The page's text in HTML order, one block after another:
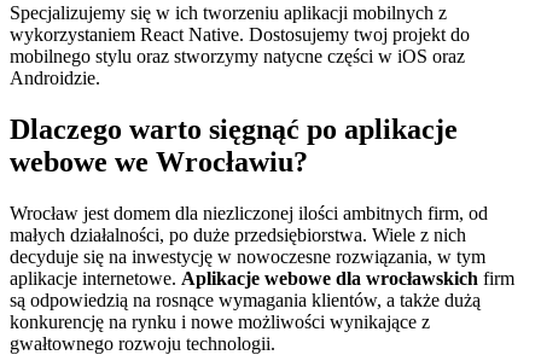
Specjalizujemy się w ich tworzeniu aplikacji mobilnych z
wykorzystaniem React Native. Dostosujemy twoj projekt do
mobilnego stylu oraz stworzymy natycne części w iOS oraz
Androidzie.
Dlaczego warto sięgnąć po aplikacje
webowe we Wrocławiu?
Wrocław jest domem dla niezliczonej ilości ambitnych firm, od
małych działalności, po duże przedsiębiorstwa. Wiele z nich
decyduje się na inwestycję w nowoczesne rozwiązania, w tym
aplikacje internetowe. Aplikacje webowe dla wrocławskich firm
są odpowiedzią na rosnące wymagania klientów, a także dużą
konkurencję na rynku i nowe możliwości wynikające z
gwałtownego rozwoju technologii.